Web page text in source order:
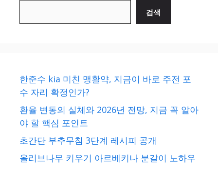
검색
한준수 kia 미친 맹활약, 지금이 바로 주전 포
수 자리 확정인가?
환율 변동의 실체와 2026년 전망, 지금 꼭 알아
야 할 핵심 포인트
초간단 부추무침 3단계 레시피 공개
올리브나무 키우기 아르베키나 분갈이 노하우